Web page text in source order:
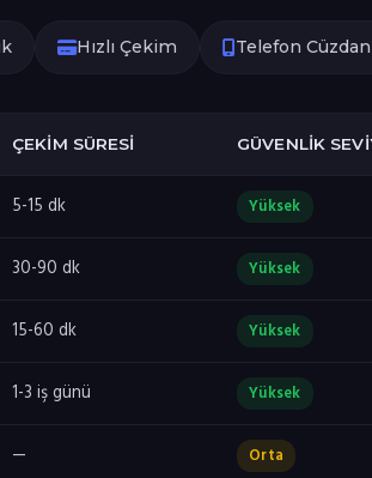
Hızlı Çekim Telefon
ÇEKIM SÜRESI GÜVENLIK
5-15 dk Yüksek
30-90 dk Yüksek
15-60 dk Yüksek
1-3 iş günü Yüksek
— Orta